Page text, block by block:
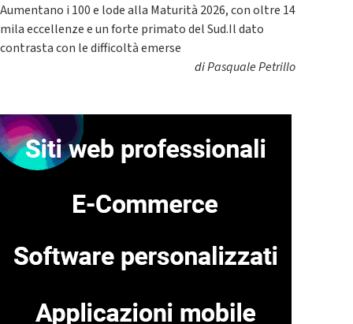
Aumentano i 100 e lode alla Maturità 2026, con oltre 14
mila eccellenze e un forte primato del Sud.Il dato
contrasta con le difficoltà emerse
diPasquale Petrillo